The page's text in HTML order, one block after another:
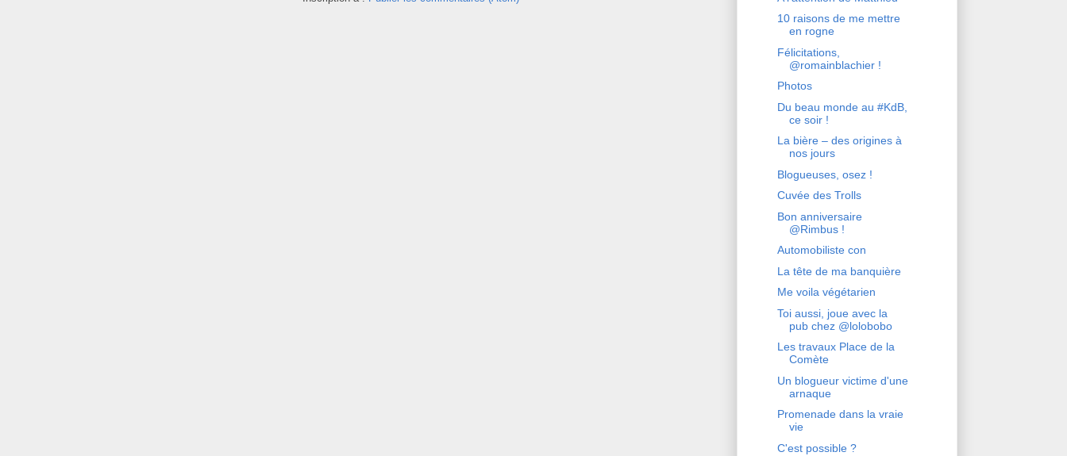
10 raisons de me mettre
en rogne
Félicitations,
@romainblachier !
Photos
Du beau monde au #KdB,
ce soir !
La bière – des origines à
nos jours
Blogueuses, osez !
Cuvée des Trolls
Bon anniversaire
@Rimbus !
Automobiliste con
La tête de ma banquière
Me voila végétarien
Toi aussi, joue avec la
pub chez @lolobobo
Les travaux Place de la
Comète
Un blogueur victime d'une
arnaque
Promenade dans la vraie
vie
C'est possible ?